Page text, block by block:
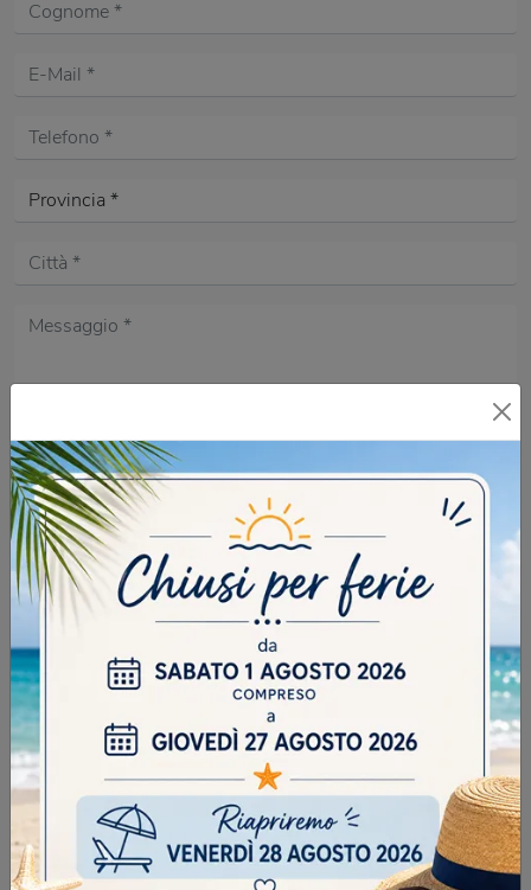
SFOGLIA I NOSTRI CATALOGHI
Acconsento all'informativa sulla
DOMANDA DI SICUREZZA
Scrivere la parola "Fragole" al singolare
INVIA